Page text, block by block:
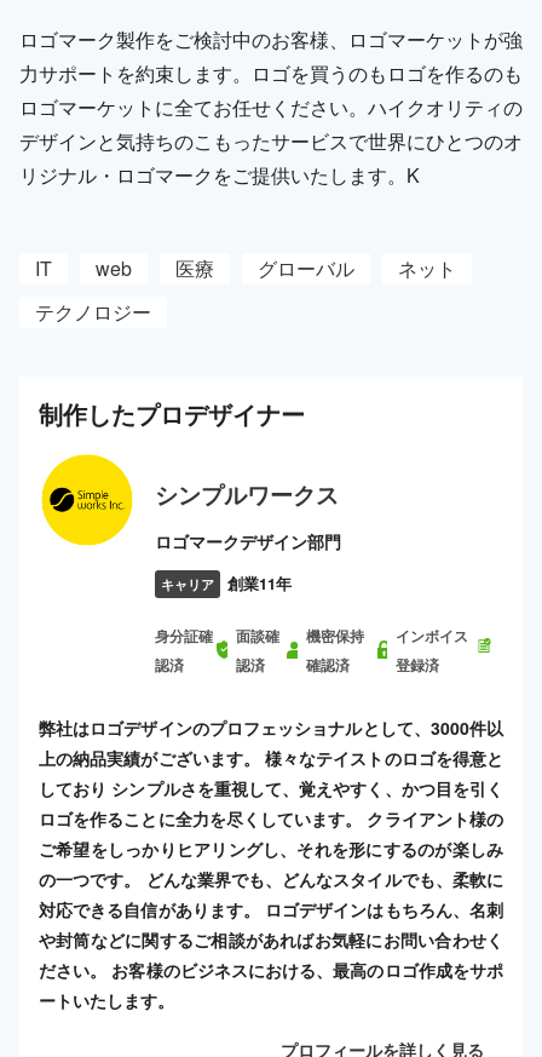
ロゴマーク製作をご検討中のお客様、ロゴマーケットが強
力サポートを約束します。ロゴを買うのもロゴを作るのも
ロゴマーケットに全てお任せください。ハイクオリティの
デザインと気持ちのこもったサービスで世界にひとつのオ
リジナル・ロゴマークをご提供いたします。K
IT web 医療 グローバル
ネット
テクノロジー
制作したプロデザイナー
シンプルワークス
ロゴマークデザイン部門
キャリア 創業11年
身分証確
認済
面談確
認済
機密保持
確認済
インボイス
登録済
弊社はロゴデザインのプロフェッショナルとして、3000件以
上の納品実績がございます。 様々なテイストのロゴを得意と
しており シンプルさを重視して、覚えやすく、かつ目を引く
ロゴを作ることに全力を尽くしています。 クライアント様の
ご希望をしっかりヒアリングし、それを形にするのが楽しみ
の一つです。 どんな業界でも、どんなスタイルでも、柔軟に
対応できる自信があります。 ロゴデザインはもちろん、名刺
や封筒などに関するご相談があればお気軽にお問い合わせく
ださい。 お客様のビジネスにおける、最高のロゴ作成をサポ
ートいたします。
プロフィールを詳しく見る